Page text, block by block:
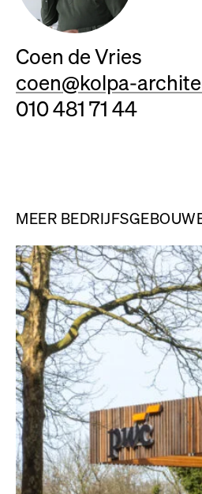
Coen de Vries
coen@kolpa-
010 481 71 44
MEER